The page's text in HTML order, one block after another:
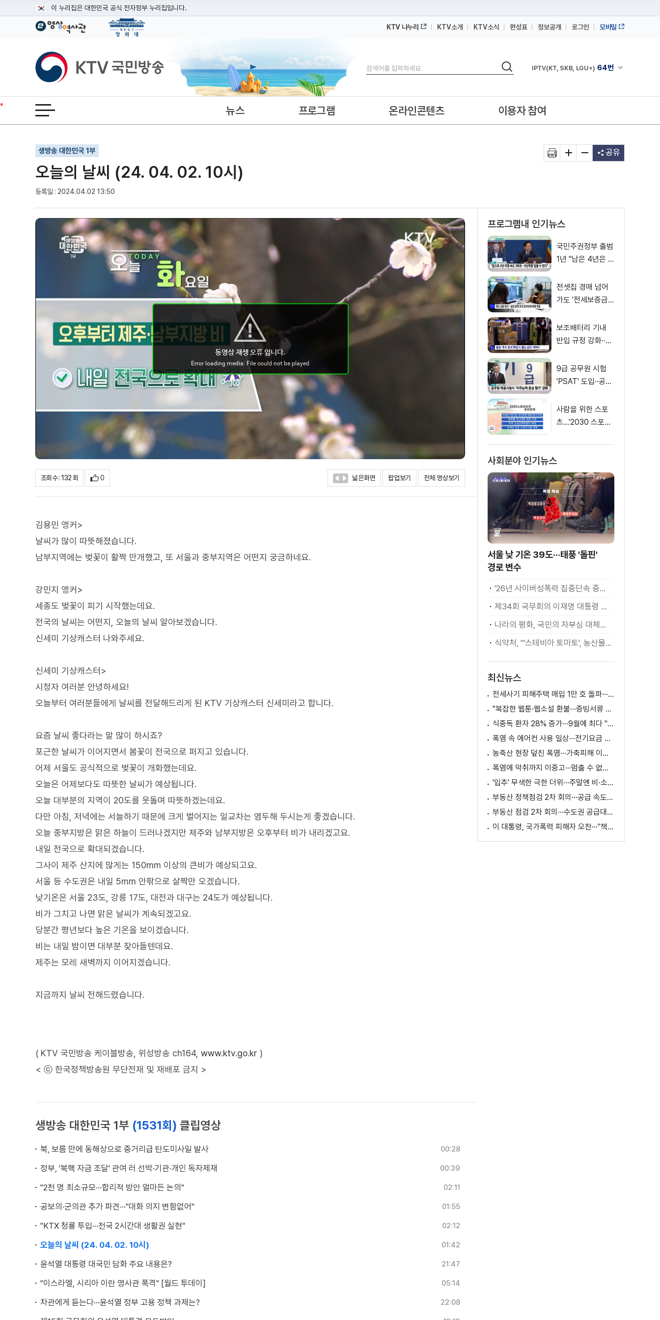
이 누리집은 대한민국 공식 전자정부 누리집입니다.
공식 누리집 주소 확인하기
이밖에 or.kr 또는 .kr등 다른 도메인 주소를 사용하고 있다면 아래 URL에서 도메인 주소를 확인해 보세요
운영중인 공식 누리집보기
KTV 나누리 KTV소개 KTV소식 편성표 정보공개 로그인 모바일
KTV국민방송
검색
검색 채널안내 펼쳐
IPTV(KT, SKB, LGU+) 64번
IPTV(KT, SKB, LGU+)
전체메뉴 열기 뉴스 프로그램 온라인콘텐츠 이용자 참여
생방송 대한민국 1부
오늘의 날씨 (24. 04. 02. 10시)
등록일 : 2024.04.02 13:50
기사인쇄
글자확대
글자축소 공유
조회수 : 132 회 0 넓은화면 팝업보기 전체 영상보기
김용민 앵커>
날씨가 많이 따뜻해졌습니다.
남부지역에는 벚꽃이 활짝 만개했고, 또 서울과 중부지역은 어떤지 궁금하네요.
강민지 앵커>
세종도 벚꽃이 피기 시작했는데요.
전국의 날씨는 어떤지, 오늘의 날씨 알아보겠습니다.
신세미 기상캐스터 나와주세요.
신세미 기상캐스터>
시청자 여러분 안녕하세요!
오늘부터 여러분들에게 날씨를 전달해드리게 된 KTV 기상캐스터 신세미라고 합니다.
요즘 날씨 좋다라는 말 많이 하시죠?
포근한 날씨가 이어지면서 봄꽃이 전국으로 퍼지고 있습니다.
어제 서울도 공식적으로 벚꽃이 개화했는데요.
오늘은 어제보다도 따뜻한 날씨가 예상됩니다.
오늘 대부분의 지역이 20도를 웃돌며 따뜻하겠는데요.
다만 아침, 저녁에는 서늘하기 때문에 크게 벌어지는 일교차는 염두해 두시는게 좋겠습니다.
오늘 중부지방은 맑은 하늘이 드러나겠지만 제주와 남부지방은 오후부터 비가 내리겠고요.
내일 전국으로 확대되겠습니다.
그사이 제주 산지에 많게는 150mm 이상의 큰비가 예상되고요.
서울 등 수도권은 내일 5mm 안팎으로 살짝만 오겠습니다.
낮기온은 서울 23도, 강릉 17도, 대전과 대구는 24도가 예상됩니다.
비가 그치고 나면 맑은 날씨가 계속되겠고요.
당분간 평년보다 높은 기온을 보이겠습니다.
비는 내일 밤이면 대부분 잦아들텐데요.
제주는 모레 새벽까지 이어지겠습니다.
지금까지 날씨 전해드렸습니다.
( KTV 국민방송 케이블방송, 위성방송 ch164, www.ktv.go.kr )
< ⓒ 한국정책방송원 무단전재 및 재배포 금지 >
생방송 대한민국 1부 (1531회) 클립영상
북, 보름 만에 동해상으로 중거리급 탄도미사일 발사 00:28
정부, '북핵 자금 조달' 관여 러 선박·기관·개인 독자제재 00:39
"2천 명 최소규모···합리적 방안 얼마든 논의" 02:11
공보의·군의관 추가 파견···"대화 의지 변함없어" 01:55
"KTX 청룡 투입···전국 2시간대 생활권 실현" 02:12
오늘의 날씨 (24. 04. 02. 10시) 01:42
윤석열 대통령 대국민 담화 주요 내용은? 21:47
"이스라엘, 시리아 이란 영사관 폭격" [월드 투데이] 05:14
차관에게 듣는다···윤석열 정부 고용 정책 과제는? 22:08
프로그램내 인기뉴스
국민주권정부 출범
1년 "남은 4년은 8
전셋집 경매 넘어
가도 '전세보증금'
보조배터리 기내
반입 규정 강화··
9급 공무원 시험
'PSAT' 도입··공정
사람을 위한 스포
츠…'2030 스포츠
사회분야 인기뉴스
서울 낮 기온 39도···태풍 '돌핀'
경로 변수
'26년 사이버성폭력 집중단속 중간성과 발표···향후 추진계획은?
제34회 국무회의 이재명 대통령 모두발언
나라의 평화, 국민의 자부심 대체불가 대한민국 이재명 대통령 모두말씀
식약처, "'스테비아 토마토', 농산물 아닌 가공식품"
최신뉴스
전세사기 피해주택 매입 1만 호 돌파···피해 지원 속도
"복잡한 웹툰·웹소설 환불···증빙서류 요구까지"
식중독 환자 28% 증가···9월에 최다 "입추 방심 금물"
폭염 속 에어컨 사용 일상···전기요금 줄이려면?
농축산 현장 덮친 폭염···가축피해 이틀 새 28만 마리↑
폭염에 악취까지 이중고···멈출 수 없는 필수노동
'입추' 무색한 극한 더위···주말엔 비·소나기
부동산 정책점검 2차 회의···공급 속도전 본격화하나
부동산 점검 2차 회의···수도권 공급대책 논의
이 대통령, 국가폭력 피해자 오찬···"책임지고 치유"